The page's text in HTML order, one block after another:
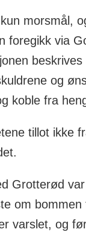
morsmål,
foregikk via
og
koble fra
tillot ikke
Grotterød
om bommen
varslet, og